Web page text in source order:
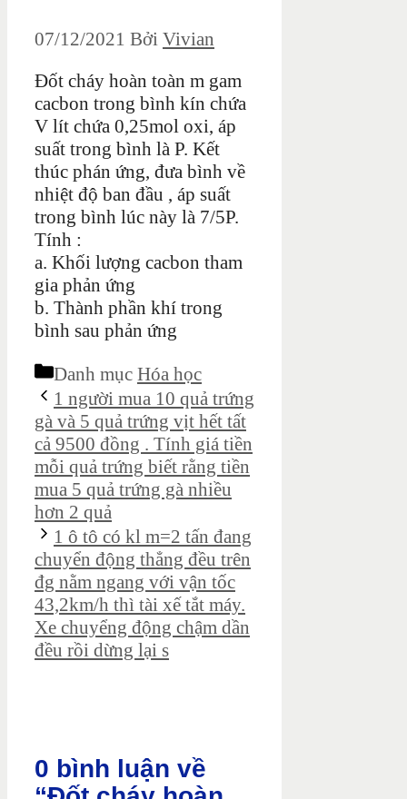
07/12/2021 Bởi Vivian
Đốt cháy hoàn toàn m gam
cacbon trong bình kín chứa
V lít chứa 0,25mol oxi, áp
suất trong bình là P. Kết
thúc phán ứng, đưa bình về
nhiệt độ ban đầu , áp suất
trong bình lúc này là 7/5P.
Tính :
a. Khối lượng cacbon tham
gia phản ứng
b. Thành phần khí trong
bình sau phản ứng
Danh mục Hóa học
1 người mua 10 quả trứng
gà và 5 quả trứng vịt hết tất
cả 9500 đồng . Tính giá tiền
mỗi quả trứng biết rằng tiền
mua 5 quả trứng gà nhiều
hơn 2 quả
1 ô tô có kl m=2 tấn đang
chuyển động thẳng đều trên
đg nằm ngang với vận tốc
43,2km/h thì tài xế tắt máy.
Xe chuyểng động chậm dần
đều rồi dừng lại s
0 bình luận về